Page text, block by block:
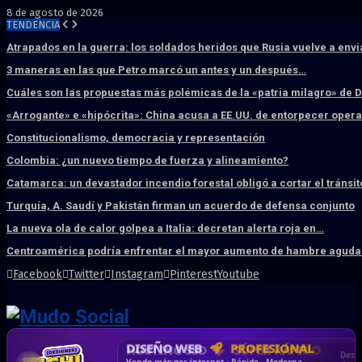
8 de agosto de 2026
TENDENCIA
Atrapados en la guerra: los soldados heridos que Rusia vuelve a
3 maneras en las que Petro marcó un antes y un después…
Cuáles son las propuestas más polémicas de la «patria milagro» de
«Arrogante» e «hipócrita»: China acusa a EE.UU. de entorpecer
Constitucionalismo, democracia y representación
Colombia: ¿un nuevo tiempo de fuerza y alineamiento?
Catamarca: un devastador incendio forestal obligó a cortar el
Turquía, A. Saudí y Pakistán firman un acuerdo de defensa conjunto
La nueva ola de calor golpea a Italia: decretan alerta roja en…
Centroamérica podría enfrentar el mayor aumento de hambre
Facebook Twitter Instagram PinterestYoutube
HOSTING SSD SÚPER RÁPIDO
DISEÑO WEB PROFESIONAL
CRM & DASHBOARD A MEDIDA
CORREO CORPORATIVO